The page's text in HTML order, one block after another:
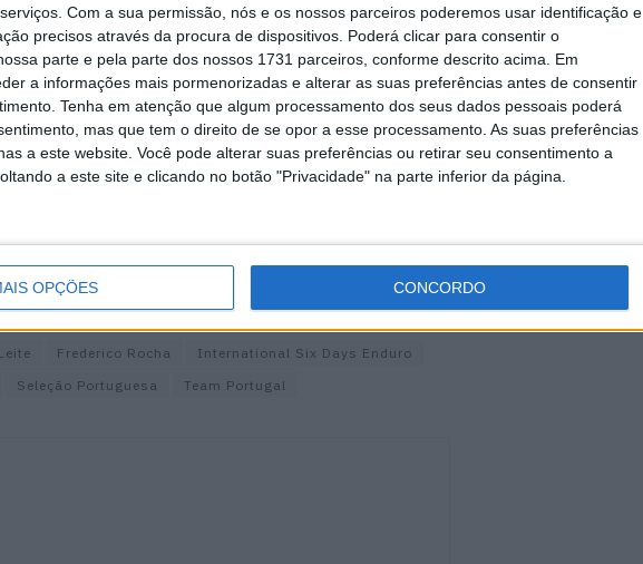
Com a sua permissão, nós e os nossos parceiros poderemos usar identificação e
precisos através da procura de dispositivos. Poderá clicar para consentir o
parte e pela parte dos nossos 1731 parceiros, conforme descrito acima. Em
a informações mais pormenorizadas e alterar as suas preferências antes de consentir
Tenha em atenção que algum processamento dos seus dados pessoais poderá
mas que tem o direito de se opor a esse processamento. As suas preferências
a este website. Você pode alterar suas preferências ou retirar seu consentimento a
a este site e clicando no botão "Privacidade" na parte inferior da página.
OPÇÕES CONCORDO
– Fernando Sousa Jr., fechou o dia na 60ª posição.
especiais de hoje para cumprirem o quarto de
na Argentina.
Frederico Rocha
International Six Days Enduro
Seleção Portuguesa Team Portugal